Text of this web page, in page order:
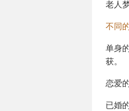
老人
不同
单身
获。
恋爱
已婚